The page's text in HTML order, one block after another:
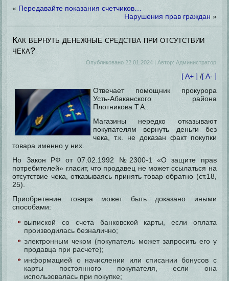
« Передавайте показания счетчиков…
Нарушения прав граждан »
Как вернуть денежные средства при отсутствии
чека?
Опубликовано 22.01.2024| Автор: Администратор
[ A+ ] /[ A- ]
Отвечает помощник прокурора
Усть-Абаканского района
Плотникова Т.А.:
Магазины нередко отказывают
покупателям вернуть деньги без
чека, т.к. не доказан факт покупки
товара именно у них.
Но Закон РФ от 07.02.1992 №2300-1 «О защите прав
потребителей» гласит, что продавец не может ссылаться на
отсутствие чека, отказываясь принять товар обратно (ст.18,
25).
Приобретение товара может быть доказано иными
способами:
выпиской со счета банковской карты, если оплата
производилась безналично;
электронным чеком (покупатель может запросить его у
продавца при расчете);
информацией о начислении или списании бонусов с
карты постоянного покупателя, если она
использовалась при покупке;